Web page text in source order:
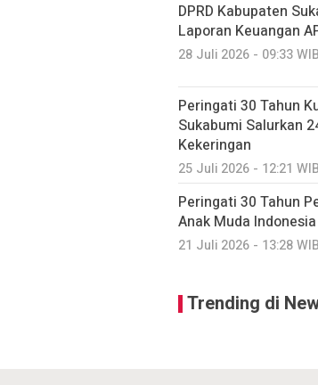
DPRD Kabupaten
Laporan Keuangan
28 Juli 2026 - 09:33 WIB
Peringati 30 Tahun
Sukabumi Salurkan
Kekeringan
25 Juli 2026 - 12:21 WIB
Peringati 30 Tahun
Anak Muda Indonesia
21 Juli 2026 - 13:28 WIB
Trending di